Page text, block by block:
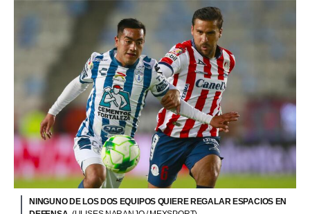
NINGUNO DE LOS DOS EQUIPOS QUIERE REGALAR ESPACIOS EN